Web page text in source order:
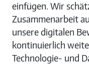
einfügen. Wir
Zusammenarbeit
unsere digitalen
kontinuierlich
Technologie- und